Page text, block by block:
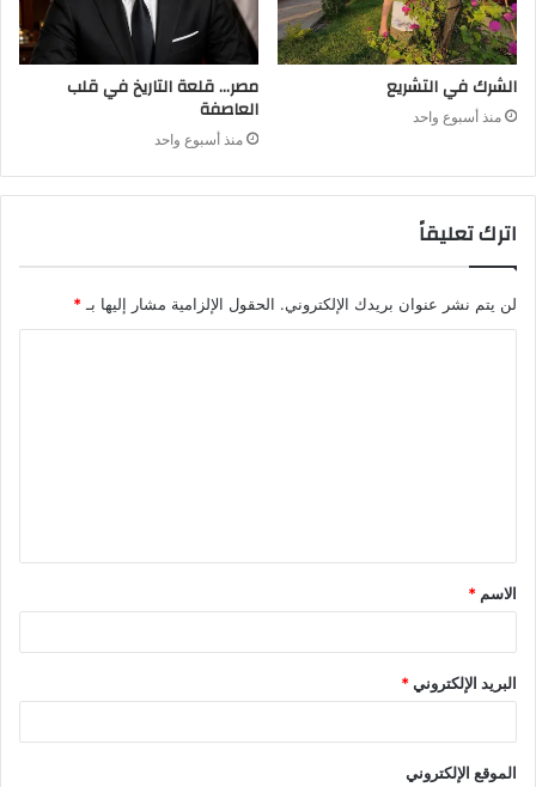
الشرك في التشريع
منذ أسبوع واحد
مصر… قلعة التاريخ في قلب
العاصفة
منذ أسبوع واحد
اترك تعليقاً
لن يتم نشر عنوان بريدك الإلكتروني. الحقول الإلزامية مشار إليها بـ *
الاسم *
البريد الإلكتروني*
الموقع الإلكتروني